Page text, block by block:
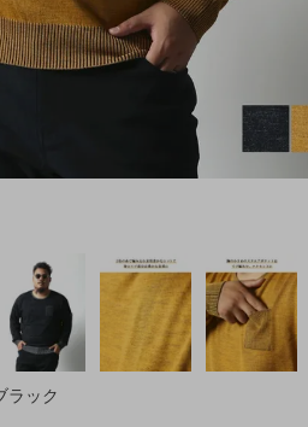
ラック